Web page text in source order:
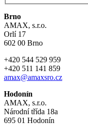
Brno
AMAX, s.r.o.
Orlí 17
602 00 Brno
+420 544 529 959
+420 511 141 859
amax@amaxsro.cz
Hodonín
AMAX, s.r.o.
Národní třída 18a
695 01 Hodonín